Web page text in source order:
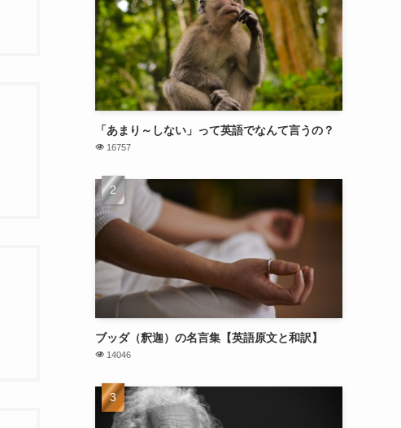
「あまり～しない」って英語でなんて言うの？
16757
ブッダ（釈迦）の名言集【英語原文と和訳】
14046